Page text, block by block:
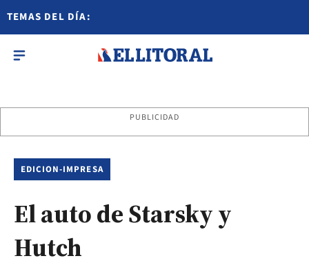
TEMAS DEL DÍA:
PUBLICIDAD
EDICION-IMPRESA
El auto de Starsky y
Hutch